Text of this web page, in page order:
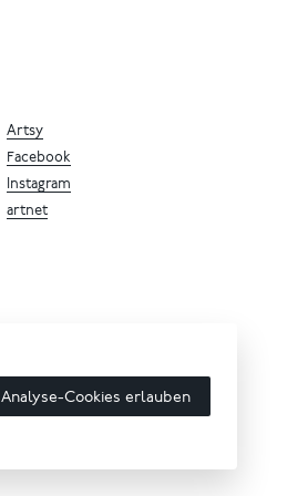
Artsy
Facebook
Instagram
artnet
Analyse-Cookies erlauben